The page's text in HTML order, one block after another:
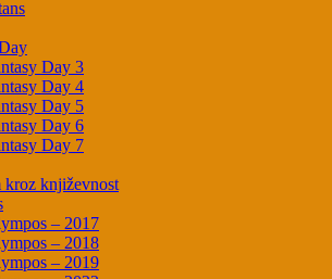
Day 3
Day 4
Day 5
Day 6
Day 7
kroz književnost
– 2017
– 2018
– 2019